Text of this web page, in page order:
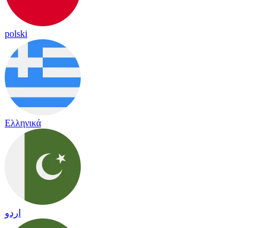
polski
Ελληνικά
اردو